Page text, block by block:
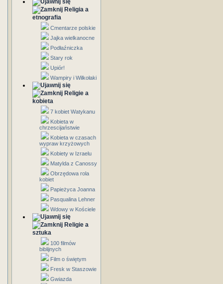
Religia a
etnografia
Cmentarze polskie
Jajka wielkanocne
Podłaźniczka
Stary rok
Upiór!
Wampiry i Wilkołaki
Religie a
kobieta
7 kobiet Watykanu
Kobieta w
chrzescijaństwie
Kobieta w czasach
wypraw krzyżowych
Kobiety w Izraelu
Matylda z Canossy
Obrzędowa rola
kobiet
Papieżyca Joanna
Pasqualina Lehner
Wdowy w Kościele
Religie a
sztuka
100 filmów
biblijnych
Film o świętym
Fresk w Staszowie
Gwiazda